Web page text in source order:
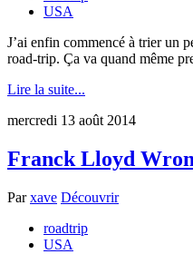
USA
J’ai enfin commencé à trier un
road-trip. Ça va quand même
Lire la suite...
mercredi 13 août 2014
Franck Lloyd
Parxave Découvrir
roadtrip
USA